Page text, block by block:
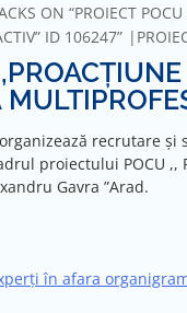
ON “PROIECT
ID 106247”
recrutare
proiectului POCU
Gavra ”Arad.
în afara